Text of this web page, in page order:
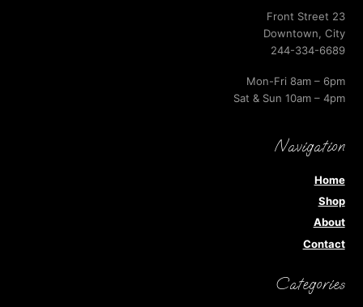
23 Front Street
Downtown, City
244-334-6689
Mon-Fri 8am – 6pm
Sat & Sun 10am – 4pm
Navigation
Home
Shop
About
Contact
Categories